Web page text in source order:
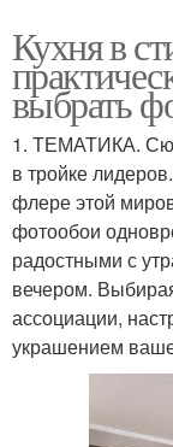
Кухня в
выбрать
1. ТЕМАТИКА.
в тройке
флере этой
фотообои
радостными с
вечером.
ассоциации,
украшением